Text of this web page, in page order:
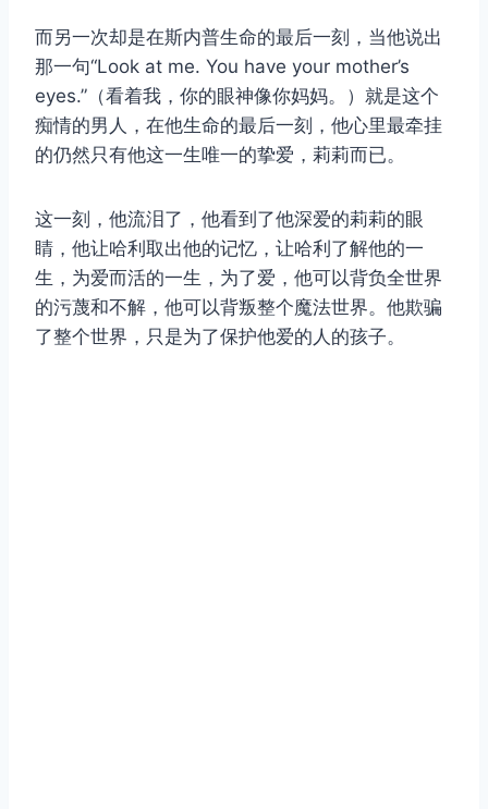
而另一次却是在斯内普生命的最后一刻，当他说出
那一句“Look at me. You have your mother’s
eyes.”（看着我，你的眼神像你妈妈。）就是这个
痴情的男人，在他生命的最后一刻，他心里最牵挂
的仍然只有他这一生唯一的挚爱，莉莉而已。
这一刻，他流泪了，他看到了他深爱的莉莉的眼
睛，他让哈利取出他的记忆，让哈利了解他的一
生，为爱而活的一生，为了爱，他可以背负全世界
的污蔑和不解，他可以背叛整个魔法世界。他欺骗
了整个世界，只是为了保护他爱的人的孩子。